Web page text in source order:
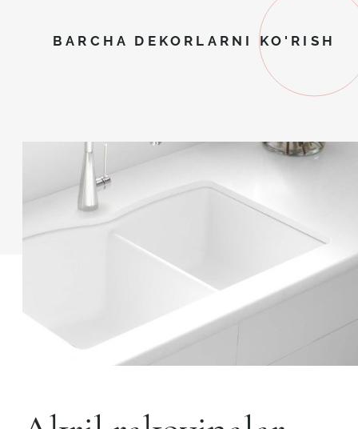
BARCHA DEKORLARNI KO'RISH